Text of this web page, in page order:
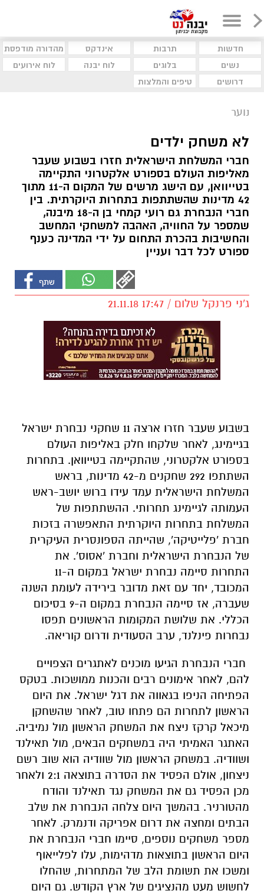
חדשות תרבות אינדקס
מהדורה מודפסת
נשים
בלוגים לוח יבנה
לוח אירועים
דרושים
טיפים והמלצות
נוער
לא משחק ילדים
חברי המשלחת הישראלית חזרו בשבוע שעבר
מאליפות העולם בספורט אלקטרוני התקיימה
בטייוואן, עם הישג מרשים של המקום ה-11 מתוך
42 מדינות שהשתתפות בתחרות היוקרתית. בין
חברי הנבחרת גם רועי קמחי בן ה-18 מיבנה,
שמספר על החוויה, האהבה למשחקי המחשב
והחשיבות בהכרת התחום על ידי המדינה כענף
ספורט לכל דבר ועניין
ג'ני פרנקל שלום / 17:47 21.11.18
בשבוע שעבר חזרו ארצה 11 שחקני נבחרת ישראל
בגיימינג, לאחר שלקחו חלק באליפות העולם
בספורט אלקטרוני, שהתקיימה בטייוואן. בתחרות
השתתפו 292 שחקנים מ-42 מדינות, בראש
המשלחת הישראלית עמד עידו ברוש יושב-ראש
העמותה לגיימינג תחרותי. ההשתתפות של
המשלחת בתחרות היוקרתית התאפשרה בזכות
חברת 'פלייטיקה', שהייתה הספונסרית העיקרית
של הנבחרת הישראלית וחברת 'אסוס'. את
התחרות סיימה נבחרת ישראל במקום ה-11
המכובד, יחד עם זאת מדובר בירידה לעומת השנה
שעברה, אז סיימה הנבחרת במקום ה-9 בסיכום
הכללי. את שלושת המקומות הראשונים תפסו
נבחרות פינלנד, ערב הסעודית ודרום קוריאה.
חברי הנבחרת הגיעו מוכנים לאתגרים הצפויים
להם, לאחר אימונים רבים והכנות ממושכות. בטקס
הפתיחה הניפו בגאווה את דגל ישראל. את היום
הראשון לתחרות הם פתחו טוב, לאחר שהשחקן
מיכאל קרקז ניצח את המשחק הראשון מול נמיביה.
האתגר האמיתי היה במשחקים הבאים, מול תאילנד
ושוודיה. במשחק הראשון מול שוודיה הוא שוב רשם
ניצחון, אולם הפסיד את הסדרה בתוצאה 2:1 ולאחר
מכן הפסיד גם את המשחק נגד תאילנד והודח
מהטורניר. בהמשך היום צלחה הנבחרת את שלב
הבתים ומחצה את דרום אפריקה ודנמרק. לאחר
מספר משחקים נוספים, סיימו חברי הנבחרת את
היום הראשון בתוצאות מדהימות, עלו לפלייאוף
ומשכו את תשומת הלב של המתחרות, שהחלו
לחשוש מעט מהנציגים של ארץ הקודש. גם היום